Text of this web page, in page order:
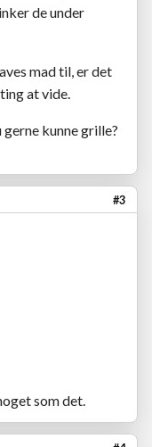
de under
mad til, er det
at vide.
kunne grille?
#3
som det.